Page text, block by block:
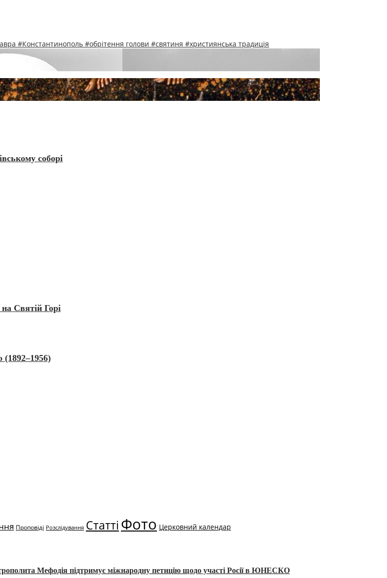
#Константинополь #обрітення голови #святиня #християнська традиція
соборі
Святій Горі
(1892–1956)
Проповіді Розслідування Статті Фото Церковний календар
Мефодія підтримує міжнародну петицію щодо участі Росії в ЮНЕСКО